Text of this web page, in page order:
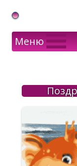
Gif Открытки в
Меню